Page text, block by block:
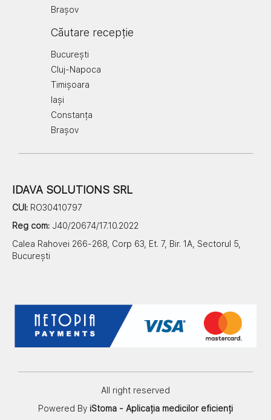
Brașov
Căutare recepție
București
Cluj-Napoca
Timișoara
Iași
Constanța
Brașov
IDAVA SOLUTIONS SRL
CUI: RO30410797
Reg com: J40/20674/17.10.2022
Calea Rahovei 266-268, Corp 63, Et. 7, Bir. 1A, Sectorul 5,
București
All right reserved
Powered By iStoma - Aplicația medicilor eficienți